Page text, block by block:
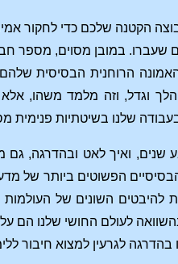
הקטנה שלכם כדי לחקור
שעברו. במובן מסוים, מספר
הרוחנית הבסיסית
וגדל, וזה מלמד משהו, אלא
שלנו בשיטתיות פנימית
ואיך לאט ובהדרגה, גם
הפשוטים ביותר של
השונים של העולמות
לעולם החושי שלנו הם
לגרעין למצוא חיבור